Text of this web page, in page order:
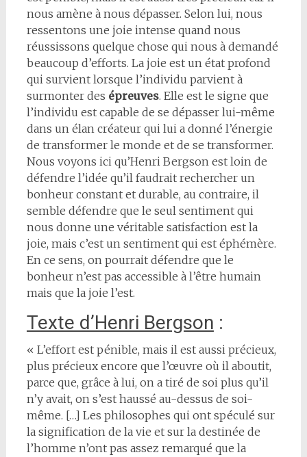
nous amène à nous dépasser. Selon lui, nous
ressentons une joie intense quand nous
réussissons quelque chose qui nous à demandé
beaucoup d’efforts. La joie est un état profond
qui survient lorsque l’individu parvient à
surmonter des épreuves. Elle est le signe que
l’individu est capable de se dépasser lui-même
dans un élan créateur qui lui a donné l’énergie
de transformer le monde et de se transformer.
Nous voyons ici qu’Henri Bergson est loin de
défendre l’idée qu’il faudrait rechercher un
bonheur constant et durable, au contraire, il
semble défendre que le seul sentiment qui
nous donne une véritable satisfaction est la
joie, mais c’est un sentiment qui est éphémère.
En ce sens, on pourrait défendre que le
bonheur n’est pas accessible à l’être humain
mais que la joie l’est.
Texte d’Henri Bergson :
« L’effort est pénible, mais il est aussi précieux,
plus pré­cieux encore que l’œuvre où il aboutit,
parce que, grâce à lui, on a tiré de soi plus qu’il
n’y avait, on s’est haussé au-dessus de soi-
même. […] Les philosophes qui ont spéculé sur
la signification de la vie et sur la destinée de
l’homme n’ont pas assez remarqué que la